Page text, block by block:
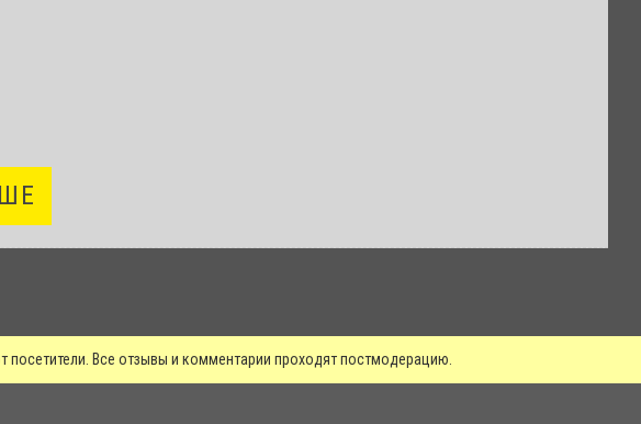
Все отзывы и комментарии проходят постмодерацию.